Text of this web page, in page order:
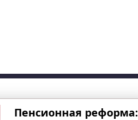
Пенсионная реформа: